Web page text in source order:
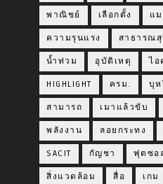
พาณิชย์ เลือกตั้ง แ
ความรุนแรง สาธารณ
น้ำท่วม อุบัติเหตุ ไอ
HIGHLIGHT ครม. บุห
สามารถ เมาแล้วขับ
พลังงาน ลอยกระทง
SACIT กัญชา ฟุตซอ
สิ่งแวดล้อม สื่อ เกม